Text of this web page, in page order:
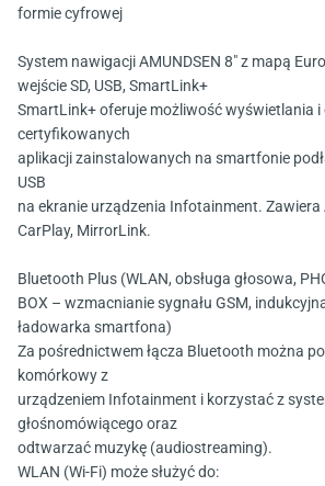
formie cyfrowej
System nawigacji AMUNDSEN 8" z mapą
wejście SD, USB, SmartLink+
SmartLink+ oferuje możliwość wyświetlania i
certyfikowanych
aplikacji zainstalowanych na smartfonie
USB
na ekranie urządzenia Infotainment. Zawiera
CarPlay, MirrorLink.
Bluetooth Plus (WLAN, obsługa głosowa,
BOX – wzmacnianie sygnału GSM,
ładowarka smartfona)
Za pośrednictwem łącza Bluetooth można
komórkowy z
urządzeniem Infotainment i korzystać z
głośnomówiącego oraz
odtwarzać muzykę (audiostreaming).
WLAN (Wi-Fi) może służyć do: